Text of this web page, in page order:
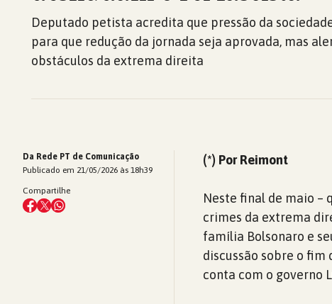
Deputado petista acredita que pressão da
para que redução da jornada seja aprovada, mas
obstáculos da extrema direita
Da Rede PT de Comunicação
Publicado em 21/05/2026 às 18h39
Compartilhe
(*) Por Reimont
Neste final de maio –
crimes da extrema
família Bolsonaro e
discussão sobre o fim
conta com o governo